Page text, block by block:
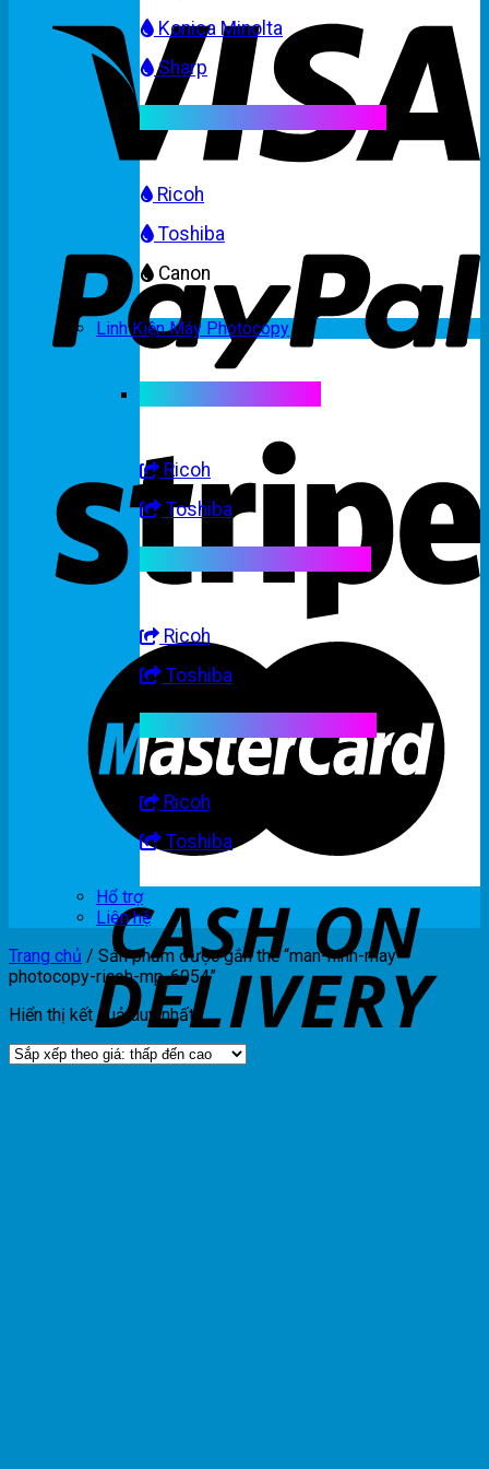
Konica Minolta
Sharp
Ricoh
Toshiba
Canon
Linh Kiện Máy Photocopy
Ricoh
Toshiba
Ricoh
Toshiba
Ricoh
Toshiba
Hổ trợ
Liên hệ
Trang chủ / Sản phẩm được gắn thẻ “man-hinh-may-
photocopy-ricoh-mp-6054”
Hiển thị kết quả duy nhất